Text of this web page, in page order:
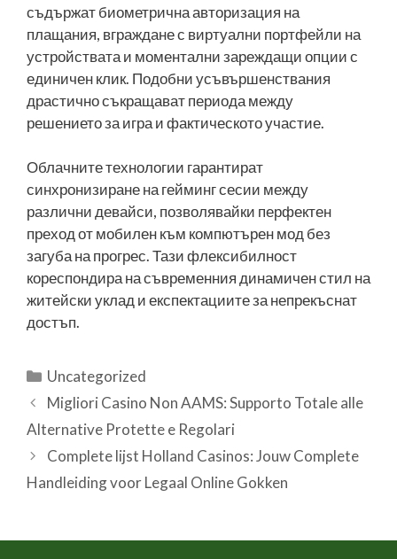
съдържат биометрична авторизация на
плащания, вграждане с виртуални портфейли на
устройствата и моментални зареждащи опции с
единичен клик. Подобни усъвършенствания
драстично съкращават периода между
решението за игра и фактическото участие.
Облачните технологии гарантират
синхронизиране на гейминг сесии между
различни девайси, позволявайки перфектен
преход от мобилен към компютърен мод без
загуба на прогрес. Тази флексибилност
кореспондира на съвременния динамичен стил на
житейски уклад и експектациите за непрекъснат
достъп.
Categories
Uncategorized
Migliori Casino Non AAMS: Supporto Totale alle
Alternative Protette e Regolari
Complete lijst Holland Casinos: Jouw Complete
Handleiding voor Legaal Online Gokken